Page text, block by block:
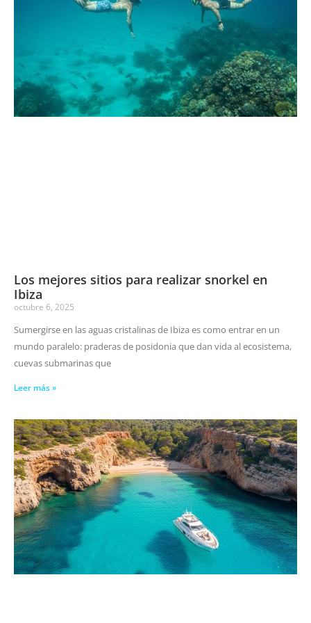
Los mejores sitios para realizar snorkel en
Ibiza
octubre 6, 2025
Sumergirse en las aguas cristalinas de Ibiza es como entrar en un
mundo paralelo: praderas de posidonia que dan vida al ecosistema,
cuevas submarinas que
Leer más »